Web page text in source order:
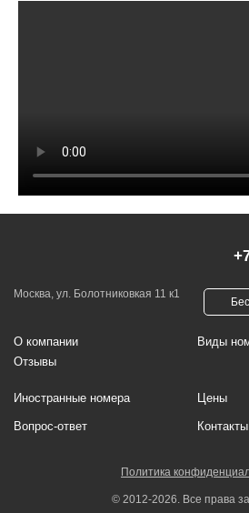
Москва, ул. Болотниковкая 11 к1
О компании
Отзывы
Виды
Иностранные номера Цены
Вопрос-ответ Контакты
Политика
© 2012-2026. Все права